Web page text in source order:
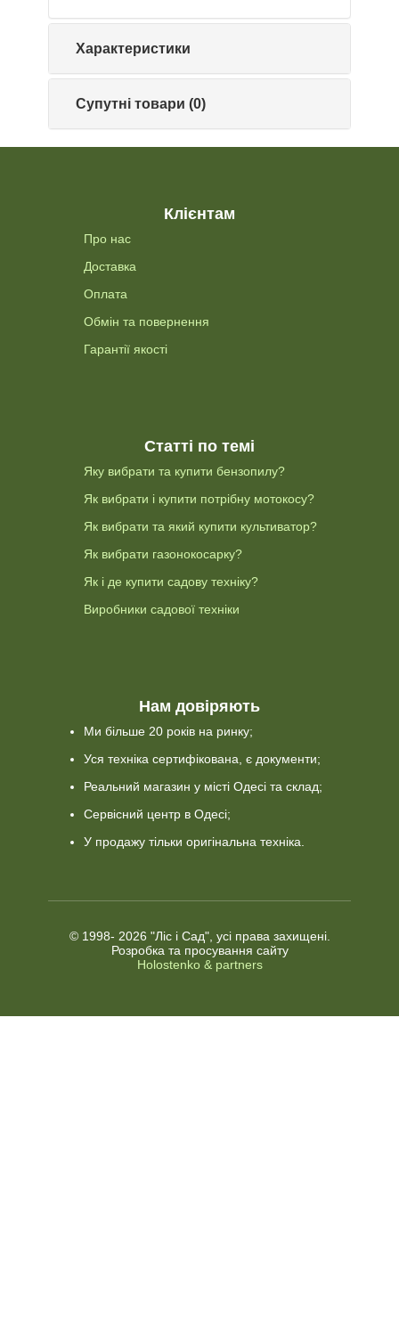
Характеристики
Супутні товари (0)
Клієнтам
Про нас
Доставка
Оплата
Обмін та повернення
Гарантії якості
Статті по темі
Яку вибрати та купити бензопилу?
Як вибрати і купити потрібну мотокосу?
Як вибрати та який купити культиватор?
Як вибрати газонокосарку?
Як і де купити садову техніку?
Виробники садової техніки
Нам довіряють
Ми більше 20 років на ринку;
Уся техніка сертифікована, є документи;
Реальний магазин у місті Одесі та склад;
Сервісний центр в Одесі;
У продажу тільки оригінальна техніка.
© 1998- 2026 "Ліс і Сад", усі права захищені.
Розробка та просування сайту
Holostenko & partners